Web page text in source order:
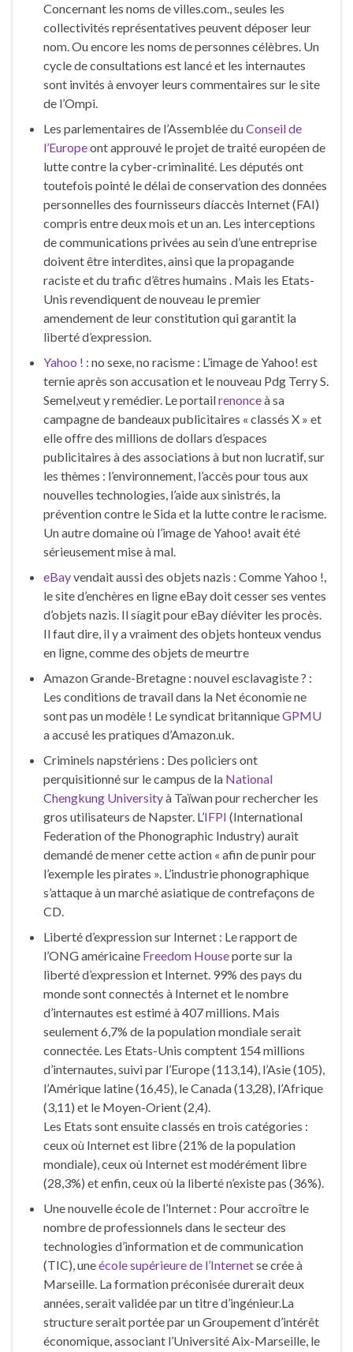
Concernant les noms de villes.com., seules les
collectivités représentatives peuvent déposer leur
nom. Ou encore les noms de personnes célèbres. Un
cycle de consultations est lancé et les internautes
sont invités à envoyer leurs commentaires sur le site
de l’Ompi.
Les parlementaires de l’Assemblée duConseil de
l’Europeont approuvé le projet de traité européen de
lutte contre la cyber-criminalité. Les députés ont
toutefois pointé le délai de conservation des données
personnelles des fournisseurs díaccès Internet (FAI)
compris entre deux mois et un an. Les interceptions
de communications privées au sein d’une entreprise
doivent être interdites, ainsi que la propagande
raciste et du trafic d’êtres humains . Mais les Etats-
Unis revendiquent de nouveau le premier
amendement de leur constitution qui garantit la
liberté d’expression.
Yahoo ! : no sexe, no racisme : L’image de Yahoo! est
ternie après son accusation et le nouveau Pdg Terry S.
Semel,veut y remédier. Le portailrenonceà sa
campagne de bandeaux publicitaires « classés X » et
elle offre des millions de dollars d’espaces
publicitaires à des associations à but non lucratif, sur
les thèmes : l’environnement, l’accès pour tous aux
nouvelles technologies, l’aide aux sinistrés, la
prévention contre le Sida et la lutte contre le racisme.
Un autre domaine où l’image de Yahoo! avait été
sérieusement mise à mal.
eBayvendait aussi des objets nazis : Comme Yahoo !,
le site d’enchères en ligne eBay doit cesser ses ventes
d’objets nazis. Il síagit pour eBay díéviter les procès.
Il faut dire, il y a vraiment des objets honteux vendus
en ligne, comme des objets de meurtre
Amazon Grande-Bretagne : nouvel esclavagiste ? :
Les conditions de travail dans la Net économie ne
sont pas un modèle ! Le syndicat britanniqueGPMU
a accusé les pratiques d’Amazon.uk.
Criminels napstériens : Des policiers ont
perquisitionné sur le campus de la National
Chengkung Universityà Taïwan pour rechercher les
gros utilisateurs de Napster. L’IFPI (International
Federation of the Phonographic Industry) aurait
demandé de mener cette action « afin de punir pour
l’exemple les pirates ». L’industrie phonographique
s’attaque à un marché asiatique de contrefaçons de
CD.
Liberté d’expression sur Internet : Le rapport de
l’ONG américaine Freedom Houseporte sur la
liberté d’expression et Internet. 99% des pays du
monde sont connectés à Internet et le nombre
d’internautes est estimé à 407 millions. Mais
seulement 6,7% de la population mondiale serait
connectée. Les Etats-Unis comptent 154 millions
d’internautes, suivi par l’Europe (113,14), l’Asie (105),
l’Amérique latine (16,45), le Canada (13,28), l’Afrique
(3,11) et le Moyen-Orient (2,4).
Les Etats sont ensuite classés en trois catégories :
ceux où Internet est libre (21% de la population
mondiale), ceux où Internet est modérément libre
(28,3%) et enfin, ceux où la liberté n’existe pas (36%).
Une nouvelle école de l’Internet : Pour accroître le
nombre de professionnels dans le secteur des
technologies d’information et de communication
(TIC), uneécole supérieure de l’Internetse crée à
Marseille. La formation préconisée durerait deux
années, serait validée par un titre d’ingénieur.La
structure serait portée par un Groupement d’intérêt
économique, associant l’Université Aix-Marseille, le